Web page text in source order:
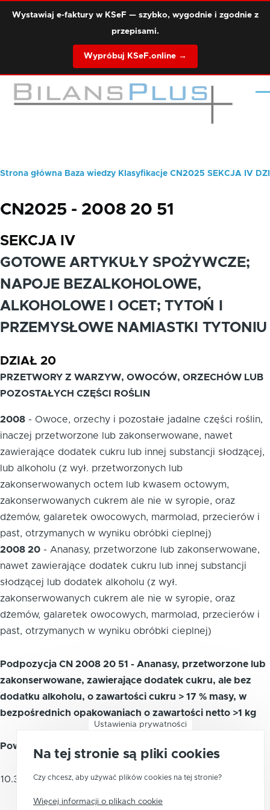
Wystawiaj e-faktury w KSeF — szybko, wygodnie i zgodnie z
przepisami.
Wypróbuj KSeF.online →
Ścieżka
Strona główna Baza wiedzy Klasyfikacje CN2025 SEKCJA IV
CN2025 - 2008 20 51
SEKCJA IV
GOTOWE ARTYKUŁY SPOŻYWCZE;
NAPOJE BEZALKOHOLOWE,
ALKOHOLOWE I OCET; TYTOŃ I
PRZEMYSŁOWE NAMIASTKI TYTONIU
DZIAŁ 20
PRZETWORY Z WARZYW, OWOCÓW, ORZECHÓW LUB
POZOSTAŁYCH CZĘŚCI ROŚLIN
2008 - Owoce, orzechy i pozostałe jadalne części roślin,
inaczej przetworzone lub zakonserwowane, nawet
zawierające dodatek cukru lub innej substancji słodzącej,
lub alkoholu (z wył. przetworzonych lub
zakonserwowanych octem lub kwasem octowym,
zakonserwowanych cukrem ale nie w syropie, oraz
dżemów, galaretek owocowych, marmolad, przecierów i
past, otrzymanych w wyniku obróbki cieplnej)
2008 20 - Ananasy, przetworzone lub zakonserwowane,
nawet zawierające dodatek cukru lub innej substancji
słodzącej lub dodatek alkoholu (z wył.
zakonserwowanych cukrem ale nie w syropie, oraz
dżemów, galaretek owocowych, marmolad, przecierów i
past, otrzymanych w wyniku obróbki cieplnej)
Podpozycja CN 2008 20 51 - Ananasy, przetworzone lub
zakonserwowane, zawierające dodatek cukru, ale bez
dodatku alkoholu, o zawartości cukru > 17 % masy, w
bezpośrednich opakowaniach o zawartości netto >1 kg
Powiązane kody PKWiU 2015
10.39.29.0
Pozostałe owoce i orzechy
przetworzone, zakonserwowane lub
Ustawienia prywatności
Na tej stronie są pliki cookies
Czy chcesz, aby używać plików cookies na tej stronie?
Więcej informacji o plikach cookie